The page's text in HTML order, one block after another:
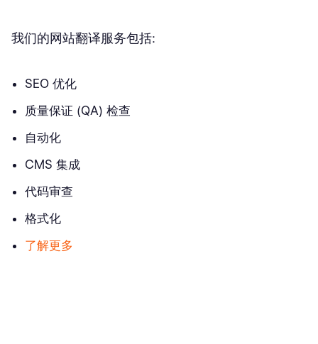
我们的网站翻译服务包括:
SEO 优化
质量保证 (QA) 检查
自动化
CMS 集成
代码审查
格式化
了解更多